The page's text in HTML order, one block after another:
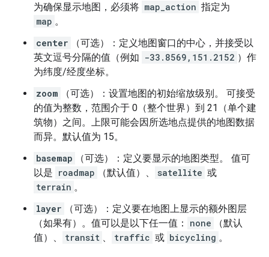
为确保显示地图，必须将 map_action 指定为
map 。
center
（可选）：定义地图窗口的中心，并接受以
英文逗号分隔的值（例如 -33.8569,151.2152 ）作
为纬度/经度坐标。
zoom
（可选）：设置地图的初始缩放级别。 可接受
的值为整数，范围介于 0（整个世界）到 21（单个建
筑物）之间。上限可能会因所选地点提供的地图数据
而异。默认值为 15。
basemap
（可选）：定义要显示的地图类型。 值可
以是 roadmap （默认值）、 satellite 或
terrain 。
layer
（可选）：定义要在地图上显示的额外图层
（如果有）。值可以是以下任一值：
none
（默认
值）、
transit 、 traffic 或 bicycling 。